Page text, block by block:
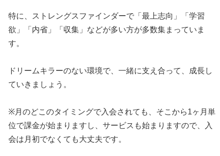
特に、ストレングスファインダーで「最上志向」「学習
欲」「内省」「収集」などが多い方が多数集まっていま
す。
ドリームキラーのない環境で、一緒に支え合って、成長し
ていきましょう。
※月のどこのタイミングで入会されても、そこから1ヶ月単
位で課金が始まりますし、サービスも始まりますので、入
会は月初でなくても大丈夫です。